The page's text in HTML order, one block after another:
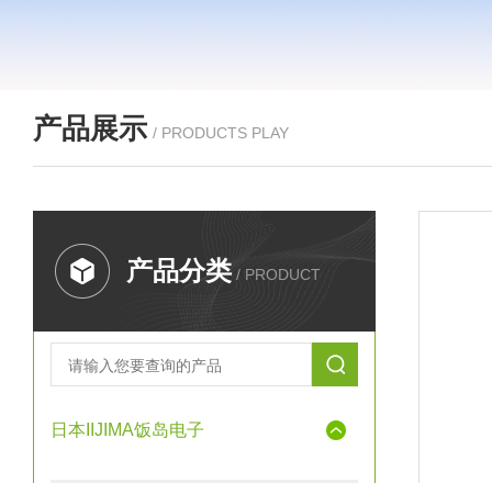
产品展示 / PRODUCTS PLAY
产品分类 / PRODUCT
日本IIJIMA饭岛电子